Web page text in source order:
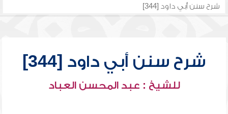
شرح سنن أبي داود [344]
شرح سنن أبي داود [344]
للشيخ : عبد المحسن العباد